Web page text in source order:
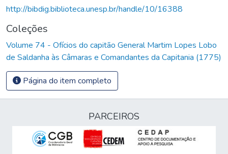
http://bibdig.biblioteca.unesp.br/handle/10/16388
Coleções
Volume 74 - Ofícios do capitão General Martim Lopes Lobo
de Saldanha às Câmaras e Comandantes da Capitania (1775)
Página do item completo
PARCEIROS